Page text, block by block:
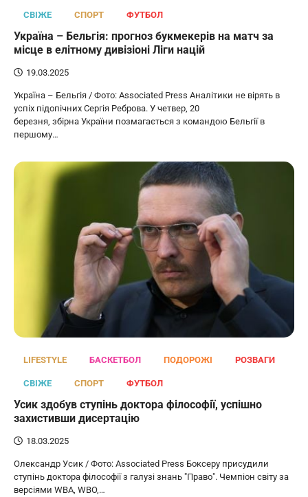
СВІЖЕ СПОРТ ФУТБОЛ
Україна – Бельгія: прогноз букмекерів на матч за
місце в елітному дивізіоні Ліги націй
19.03.2025
Україна – Бельгія / Фото: Associated Press Аналітики не вірять в
успіх підопічних Сергія Реброва. У четвер, 20
березня, збірна України позмагається з командою Бельгії в
першому…
LIFESTYLE БАСКЕТБОЛ ПОДОРОЖІ РОЗВАГИ
СВІЖЕ СПОРТ ФУТБОЛ
Усик здобув ступінь доктора філософії, успішно
захистивши дисертацію
18.03.2025
Олександр Усик / Фото: Associated Press Боксеру присудили
ступінь доктора філософії з галузі знань "Право". Чемпіон світу за
версіями WBA, WBO,…